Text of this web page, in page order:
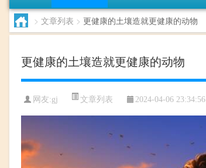
> 文章列表 > 更健康的土壤造就更健康的动物
更健康的土壤造就更健康的动物
网友:gj 文章列表 2024-04-06 23:34:56